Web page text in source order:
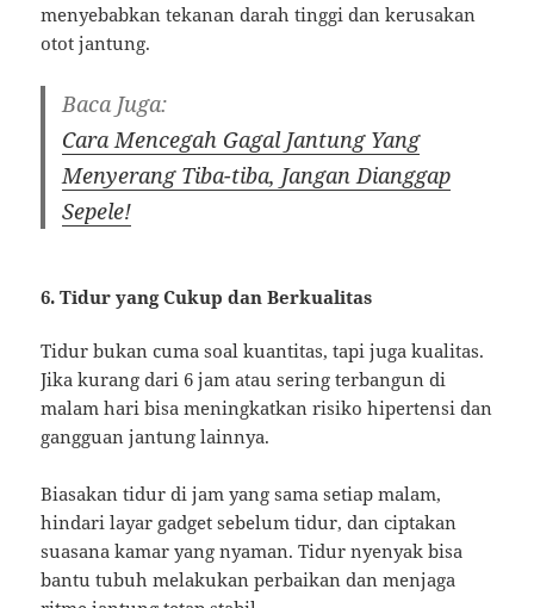
menyebabkan tekanan darah tinggi dan kerusakan
otot jantung.
Baca Juga:
Cara Mencegah Gagal Jantung Yang
Menyerang Tiba-tiba, Jangan Dianggap
Sepele!
6. Tidur yang Cukup dan Berkualitas
Tidur bukan cuma soal kuantitas, tapi juga kualitas.
Jika kurang dari 6 jam atau sering terbangun di
malam hari bisa meningkatkan risiko hipertensi dan
gangguan jantung lainnya.
Biasakan tidur di jam yang sama setiap malam,
hindari layar gadget sebelum tidur, dan ciptakan
suasana kamar yang nyaman. Tidur nyenyak bisa
bantu tubuh melakukan perbaikan dan menjaga